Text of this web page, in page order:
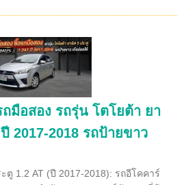
มือสอง รถรุ่น โตโยต้า ยา
2017-2018 รถป้ายขาว
ะตู 1.2 AT (ปี 2017-2018): รถอีโคคาร์